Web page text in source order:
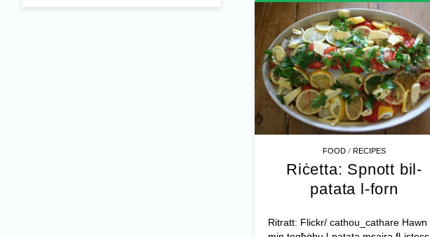
FOOD /RECIPES
Riċetta: Spnott bil-
patata l-forn
Ritratt: Flickr/ cathou_cathare Hawn